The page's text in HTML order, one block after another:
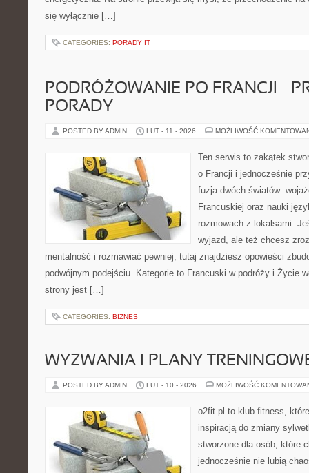
się wyłącznie […]
CATEGORIES: PORADY IT
PODRÓŻOWANIE PO FRANCJI –
PORADY
POSTED BY ADMIN LUT - 11 - 2026 MOŻLIWOŚĆ
Ten serwis to zakątek
o Francji i jednocześnie
fuzja dwóch światów:
Francuskiej oraz nauki
rozmowach z lokalsami.
wyjazd, ale też chcesz
mentalność i rozmawiać pewniej, tutaj znajdziesz opowieści
podwójnym podejściu. Kategorie to Francuski w podróży i Życie
strony jest […]
CATEGORIES: BIZNES
WYZWANIA I PLANY
POSTED BY ADMIN LUT - 10 - 2026 MOŻLIWOŚĆ
o2fit.pl to klub fitness,
inspiracją do zmiany
stworzone dla osób, które
jednocześnie nie lubią